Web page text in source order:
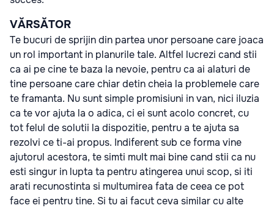
VĂRSĂTOR
Te bucuri de sprijin din partea unor persoane care joaca
un rol important in planurile tale. Altfel lucrezi cand stii
ca ai pe cine te baza la nevoie, pentru ca ai alaturi de
tine persoane care chiar detin cheia la problemele care
te framanta. Nu sunt simple promisiuni in van, nici iluzia
ca te vor ajuta la o adica, ci ei sunt acolo concret, cu
tot felul de solutii la dispozitie, pentru a te ajuta sa
rezolvi ce ti-ai propus. Indiferent sub ce forma vine
ajutorul acestora, te simti mult mai bine cand stii ca nu
esti singur in lupta ta pentru atingerea unui scop, si iti
arati recunostinta si multumirea fata de ceea ce pot
face ei pentru tine. Si tu ai facut ceva similar cu alte